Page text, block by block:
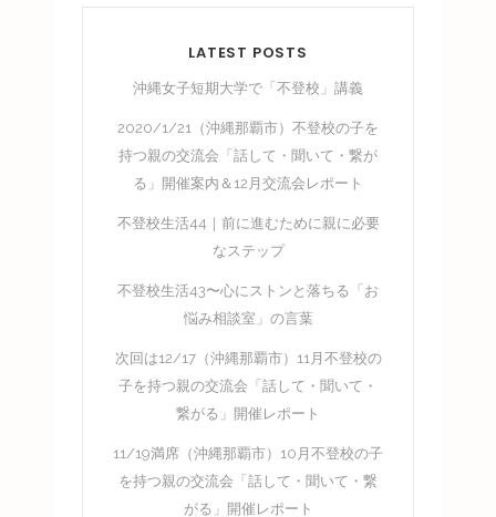
LATEST POSTS
沖縄女子短期大学で「不登校」講義
2020/1/21（沖縄那覇市）不登校の子を
持つ親の交流会「話して・聞いて・繋が
る」開催案内＆12月交流会レポート
不登校生活44｜前に進むために親に必要
なステップ
不登校生活43〜心にストンと落ちる「お
悩み相談室」の言葉
次回は12/17（沖縄那覇市）11月不登校の
子を持つ親の交流会「話して・聞いて・
繋がる」開催レポート
11/19満席（沖縄那覇市）10月不登校の子
を持つ親の交流会「話して・聞いて・繋
がる」開催レポート